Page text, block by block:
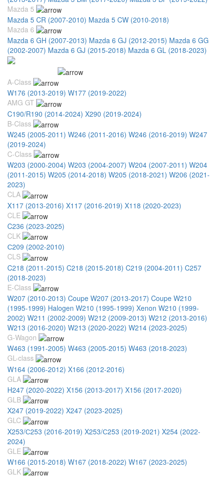
Mazda 5
Mazda 5 CR (2007-2010) Mazda 5 CW (2010-2018)
Mazda 6
Mazda 6 GH (2007-2013) Mazda 6 GJ (2012-2015) Mazda 6 GG
(2002-2007) Mazda 6 GJ (2015-2018) Mazda 6 GL (2018-2023)
A-Class
W176 (2013-2019) W177 (2019-2022)
AMG GT
C190/R190 (2014-2024) X290 (2019-2024)
B-Class
W245 (2005-2011) W246 (2011-2016) W246 (2016-2019) W247
(2019-2024)
C-Class
W203 (2000-2004) W203 (2004-2007) W204 (2007-2011) W204
(2011-2015) W205 (2014-2018) W205 (2018-2021) W206 (2021-
2023)
CLA
X117 (2013-2016) X117 (2016-2019) X118 (2020-2023)
CLE
C236 (2023-2025)
CLK
С209 (2002-2010)
CLS
C218 (2011-2015) C218 (2015-2018) C219 (2004-2011) C257
(2018-2023)
E-Class
W207 (2010-2013) Coupe W207 (2013-2017) Coupe W210
(1995-1999) Halogen W210 (1995-1999) Xenon W210 (1999-
2002) W211 (2002-2009) W212 (2009-2013) W212 (2013-2016)
W213 (2016-2020) W213 (2020-2022) W214 (2023-2025)
G-Wagon
W463 (1991-2005) W463 (2005-2015) W463 (2018-2023)
GL-class
W164 (2006-2012) X166 (2012-2016)
GLA
H247 (2020-2022) X156 (2013-2017) X156 (2017-2020)
GLB
X247 (2019-2022) X247 (2023-2025)
GLC
X253/С253 (2016-2019) X253/С253 (2019-2021) X254 (2022-
2024)
GLE
W166 (2015-2018) W167 (2018-2022) W167 (2023-2025)
GLK